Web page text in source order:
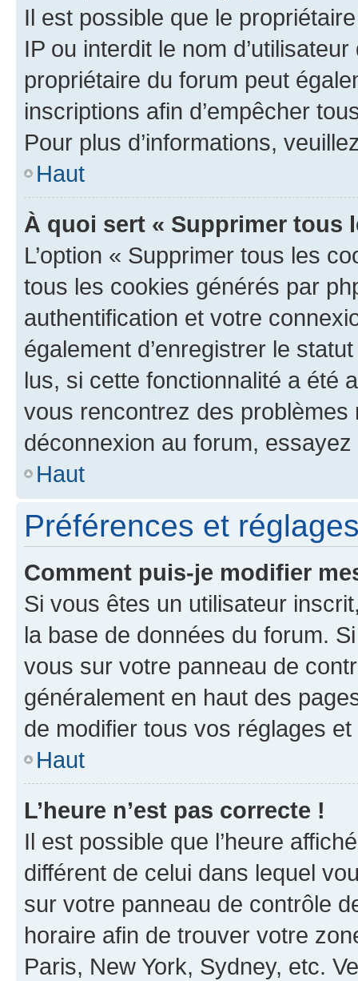
Il est possible que le
IP ou interdit le nom
propriétaire du forum peut
inscriptions afin d’empêcher
Pour plus d’informations,
Haut
À quoi sert « Supprimer tous
L’option « Supprimer tous les
tous les cookies générés par
authentification et votre
également d’enregistrer le
lus, si cette fonctionnalité a été
vous rencontrez des
déconnexion au forum,
Haut
Préférences et
Comment puis-je modifier
Si vous êtes un utilisateur
la base de données du forum.
vous sur votre panneau de
généralement en haut des
de modifier tous vos réglages
Haut
L’heure n’est pas correcte !
Il est possible que l’heure
différent de celui dans lequel
sur votre panneau de contrôle
horaire afin de trouver votre
Paris, New York, Sydney, etc.